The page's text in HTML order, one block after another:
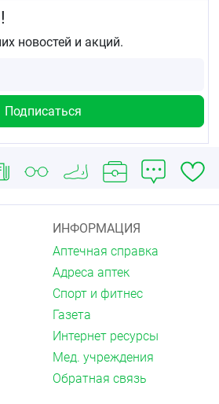
новостей и акций.
ИНФОРМАЦИЯ
Аптечная справка
Адреса аптек
Спорт и фитнес
Газета
Интернет ресурсы
Мед. учреждения
Обратная связь